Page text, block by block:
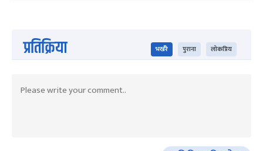
प्रतिक्रिया भर्खरै पुराना लोकप्रिय